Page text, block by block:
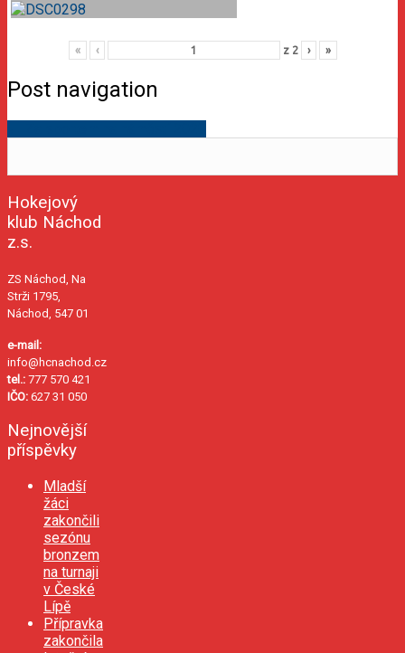
« ‹ z 2 › »
Post navigation
Hokejový
klub Náchod
z.s.
ZS Náchod, Na
Strži 1795,
Náchod, 547 01
e-mail:
info@hcnachod.cz
tel.: 777 570 421
IČO: 627 31 050
Nejnovější
příspěvky
Mladší
žáci
zakončili
sezónu
bronzem
na turnaji
v České
Lípě
Přípravka
zakončila